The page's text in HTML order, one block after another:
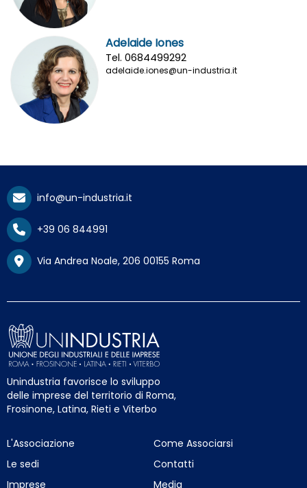
Adelaide Iones
Tel. 0684499292
adelaide.iones@un-industria.it
info@un-industria.it
+39 06 844991
Via Andrea Noale, 206 00155 Roma
Unindustria favorisce lo sviluppo
delle imprese del territorio di Roma,
Frosinone, Latina, Rieti e Viterbo
L'Associazione
Le sedi
Imprese
Come Associarsi
Contatti
Media